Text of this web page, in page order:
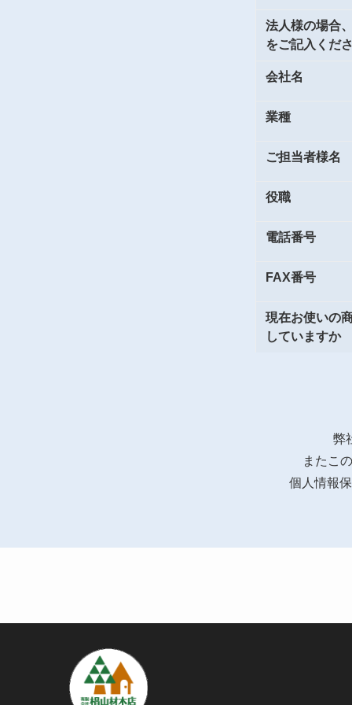
法人様の場合
をご記入くだ
会社名
業種
ご担当者様名
役職
電話番号
FAX番号
現在お使いの
していますか
弊
またこ
個人情報